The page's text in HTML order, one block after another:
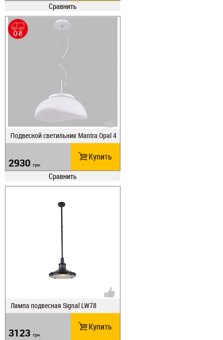
Сравнить
Подвесной светильник Mantra Opal 4
893
2930 грн.
Купить
Сравнить
Лампа подвесная Signal LW78
3123 грн.
Купить